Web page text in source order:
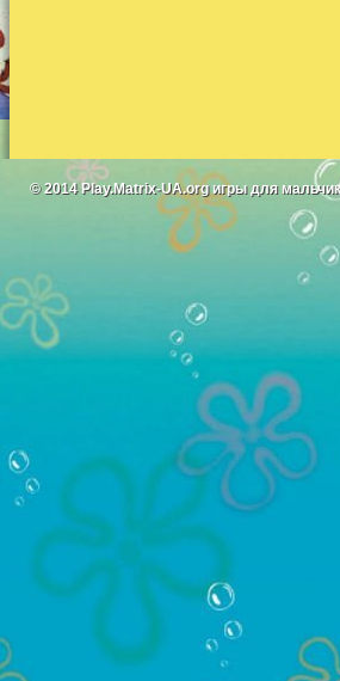
© 2014Play.Matrix-UA.orgигры для